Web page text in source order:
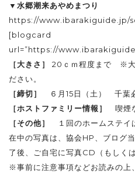
▼水郷潮来あやめまつり
https://www.ibarakiguide.jp/
[blogcard
url=”https://
［大きさ］
20ｃｍ程度まで ※大
ださい。
［締切］
６月15日（土） 千葉
［ホストファミリー情報］
喫煙
［その他］
１回のホームステイ
在中の写真は、協会HP、ブログ
了後、ご自宅に写真CD（もしく
※事前に注意事項などお読みの上